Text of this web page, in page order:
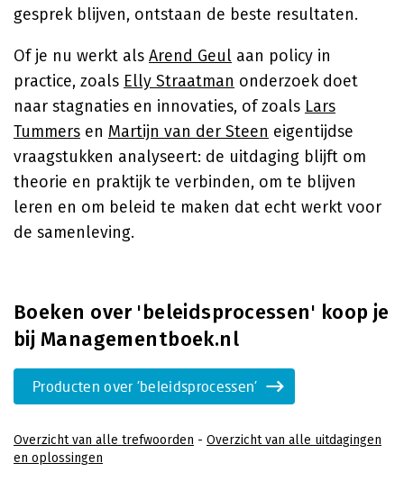
gesprek blijven, ontstaan de beste resultaten.
Of je nu werkt als Arend Geul aan policy in
practice, zoals Elly Straatman onderzoek doet
naar stagnaties en innovaties, of zoals Lars
Tummers en Martijn van der Steen eigentijdse
vraagstukken analyseert: de uitdaging blijft om
theorie en praktijk te verbinden, om te blijven
leren en om beleid te maken dat echt werkt voor
de samenleving.
Boeken over 'beleidsprocessen' koop je
bij Managementboek.nl
Producten over 'beleidsprocessen'
Overzicht van alle trefwoorden - Overzicht van alle uitdagingen
en oplossingen